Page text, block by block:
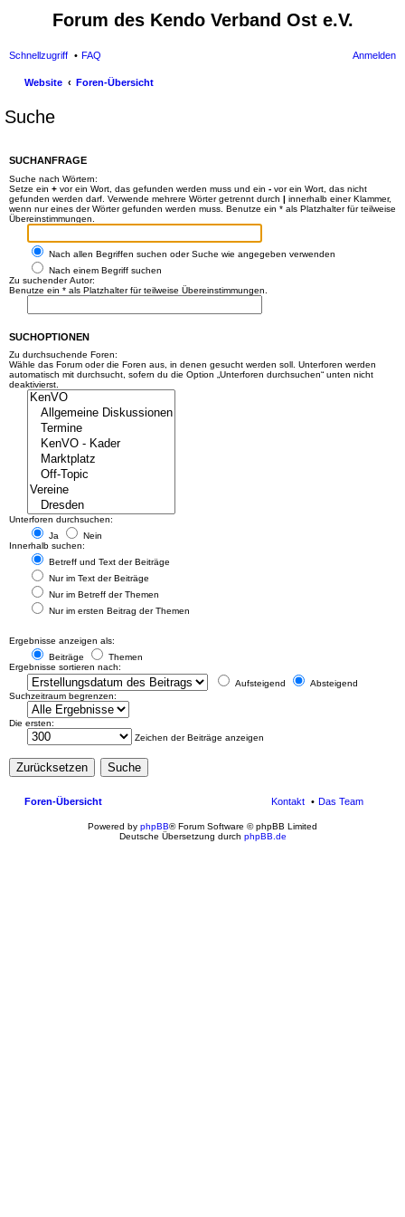
Forum des Kendo Verband Ost e.V.
Schnellzugriff FAQ Anmelden
Website Foren-Übersicht
Suche
SUCHANFRAGE
Suche nach Wörtern:
Setze ein + vor ein Wort, das gefunden werden muss und ein - vor ein Wort, das nicht
gefunden werden darf. Verwende mehrere Wörter getrennt durch | innerhalb einer Klammer,
wenn nur eines der Wörter gefunden werden muss. Benutze ein * als Platzhalter für teilweise
Übereinstimmungen.
Nach allen Begriffen suchen oder Suche wie angegeben verwenden
Nach einem Begriff suchen
Zu suchender Autor:
Benutze ein * als Platzhalter für teilweise Übereinstimmungen.
SUCHOPTIONEN
Zu durchsuchende Foren:
Wähle das Forum oder die Foren aus, in denen gesucht werden soll. Unterforen werden
automatisch mit durchsucht, sofern du die Option „Unterforen durchsuchen“ unten nicht
deaktivierst.
Unterforen durchsuchen:
Ja
Nein
Innerhalb suchen:
Betreff und Text der Beiträge
Nur im Text der Beiträge
Nur im Betreff der Themen
Nur im ersten Beitrag der Themen
Ergebnisse anzeigen als:
Beiträge
Themen
Ergebnisse sortieren nach:
Aufsteigend
Absteigend
Suchzeitraum begrenzen:
Die ersten:
Zeichen der Beiträge anzeigen
Foren-Übersicht Das Team
Kontakt
Powered by phpBB® Forum Software © phpBB Limited
Deutsche Übersetzung durch phpBB.de